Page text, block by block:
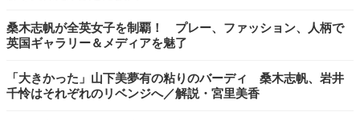
桑木志帆が全英女子を制覇！ プレー、ファッション、人柄で
英国ギャラリー＆メディアを魅了
「大きかった」山下美夢有の粘りのバーディ 桑木志帆、岩井
千怜はそれぞれのリベンジへ／解説・宮里美香